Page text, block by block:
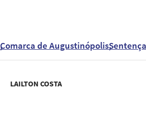
Comarca de Augustinópolis
LAILTON COSTA